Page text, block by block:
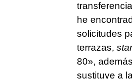
he
solicitudes
terrazas,
80»,
sustituye a